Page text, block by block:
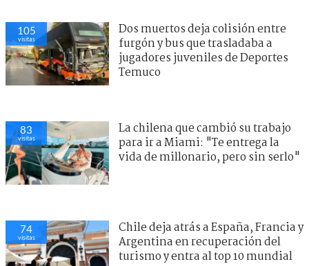
105
visitas
Dos muertos deja colisión entre
furgón y bus que trasladaba a
jugadores juveniles de Deportes
Temuco
83
visitas
La chilena que cambió su trabajo
para ir a Miami: "Te entrega la
vida de millonario, pero sin serlo"
74
visitas
Chile deja atrás a España, Francia y
Argentina en recuperación del
turismo y entra al top 10 mundial